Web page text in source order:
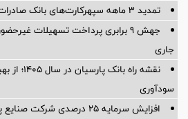
تمدید 3 ماهه سپهرکارت‌های بانک صادرات ایران
جهش 9 برابری پرداخت تسهیلات
جاری
نقشه راه
سودآوری
افزایش سرمایه ۲۵ درصدی